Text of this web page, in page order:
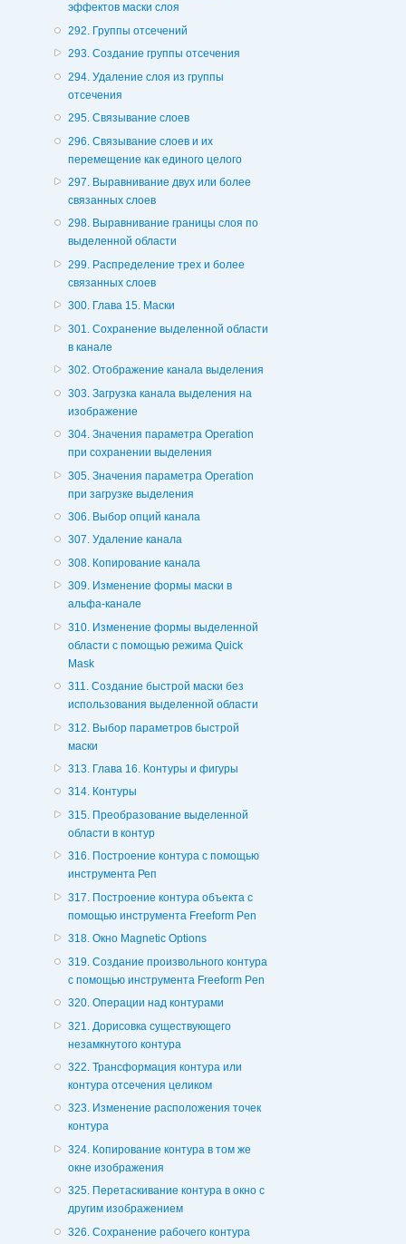
эффектов маски слоя
292. Группы отсечений
293. Создание группы отсечения
294. Удаление слоя из группы
отсечения
295. Связывание слоев
296. Связывание слоев и их
перемещение как единого целого
297. Выравнивание двух или более
связанных слоев
298. Выравнивание границы слоя по
выделенной области
299. Распределение трех и более
связанных слоев
300. Глава 15. Маски
301. Сохранение выделенной области
в канале
302. Отображение канала выделения
303. Загрузка канала выделения на
изображение
304. Значения параметра Operation
при сохранении выделения
305. Значения параметра Operation
при загрузке выделения
306. Выбор опций канала
307. Удаление канала
308. Копирование канала
309. Изменение формы маски в
альфа-канале
310. Изменение формы выделенной
области с помощью режима Quick
Mask
311. Создание быстрой маски без
использования выделенной области
312. Выбор параметров быстрой
маски
313. Глава 16. Контуры и фигуры
314. Контуры
315. Преобразование выделенной
области в контур
316. Построение контура с помощью
инструмента Реп
317. Построение контура объекта с
помощью инструмента Freeform Pen
318. Окно Magnetic Options
319. Создание произвольного контура
с помощью инструмента Freeform Pen
320. Операции над контурами
321. Дорисовка существующего
незамкнутого контура
322. Трансформация контура или
контура отсечения целиком
323. Изменение расположения точек
контура
324. Копирование контура в том же
окне изображения
325. Перетаскивание контура в окно с
другим изображением
326. Сохранение рабочего контура